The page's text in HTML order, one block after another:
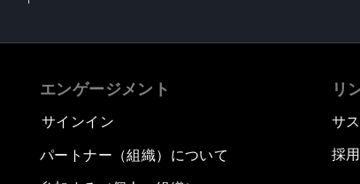
エンゲージメント
サインイン
パートナー（組織）について
リ
サ
採